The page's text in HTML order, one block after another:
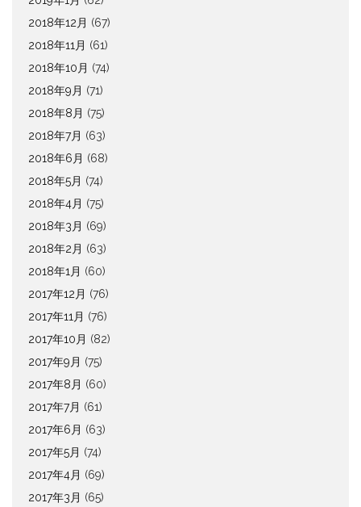
2018年12月 (67)
2018年11月 (61)
2018年10月 (74)
2018年9月 (71)
2018年8月 (75)
2018年7月 (63)
2018年6月 (68)
2018年5月 (74)
2018年4月 (75)
2018年3月 (69)
2018年2月 (63)
2018年1月 (60)
2017年12月 (76)
2017年11月 (76)
2017年10月 (82)
2017年9月 (75)
2017年8月 (60)
2017年7月 (61)
2017年6月 (63)
2017年5月 (74)
2017年4月 (69)
2017年3月 (65)